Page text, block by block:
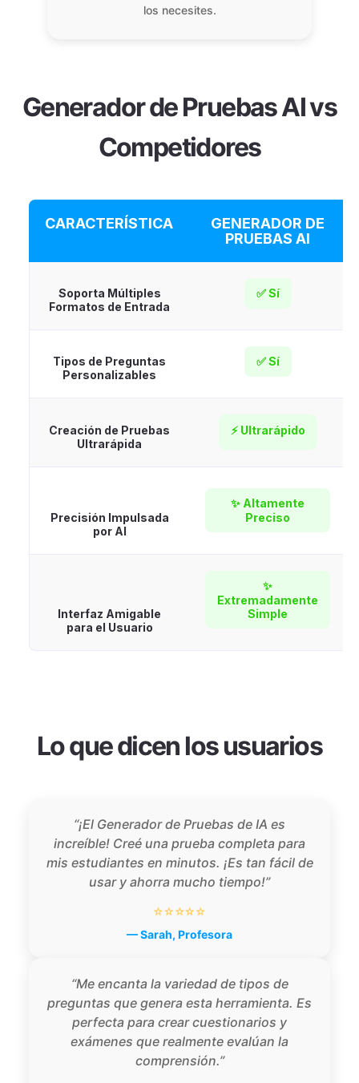
los necesites.
Generador de Pruebas AI vs
Competidores
CARACTERÍSTICA
GENERADOR DE
PRUEBAS AI
Soporta Múltiples
Formatos de Entrada
✅ Sí
Tipos de Preguntas
Personalizables
✅ Sí
Creación de Pruebas
Ultrarápida
⚡ Ultrarápido
Precisión Impulsada
por AI
✨ Altamente
Preciso
Interfaz Amigable
para el Usuario
✨
Extremadamente
Simple
Lo que dicen los usuarios
“¡El Generador de Pruebas de IA es
increíble! Creé una prueba completa para
mis estudiantes en minutos. ¡Es tan fácil de
usar y ahorra mucho tiempo!”
⭐⭐⭐⭐⭐
— Sarah, Profesora
“Me encanta la variedad de tipos de
preguntas que genera esta herramienta. Es
perfecta para crear cuestionarios y
exámenes que realmente evalúan la
comprensión.”